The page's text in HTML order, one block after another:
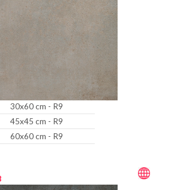
30x60 cm - R9
45x45 cm - R9
60x60 cm - R9